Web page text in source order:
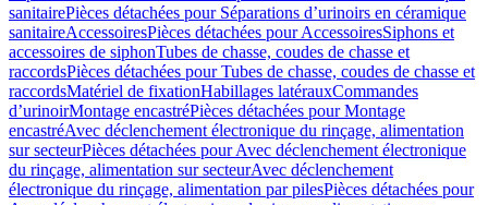
sanitairePièces détachées pour Séparations d’urinoirs en céramique
sanitaireAccessoiresPièces détachées pour AccessoiresSiphons et
accessoires de siphonTubes de chasse, coudes de chasse et
raccordsPièces détachées pour Tubes de chasse, coudes de chasse et
raccordsMatériel de fixationHabillages latérauxCommandes
dʼurinoirMontage encastréPièces détachées pour Montage
encastréAvec déclenchement électronique du rinçage, alimentation
sur secteurPièces détachées pour Avec déclenchement électronique
du rinçage, alimentation sur secteurAvec déclenchement
électronique du rinçage, alimentation par pilesPièces détachées pour